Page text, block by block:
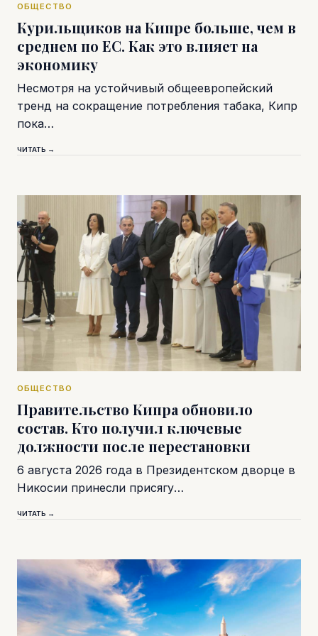
ОБЩЕСТВО
Курильщиков на Кипре больше, чем в
среднем по ЕС. Как это влияет на
экономику
Несмотря на устойчивый общеевропейский
тренд на сокращение потребления табака, Кипр
пока…
ЧИТАТЬ →
ОБЩЕСТВО
Правительство Кипра обновило
состав. Кто получил ключевые
должности после перестановки
6 августа 2026 года в Президентском дворце в
Никосии принесли присягу…
ЧИТАТЬ →